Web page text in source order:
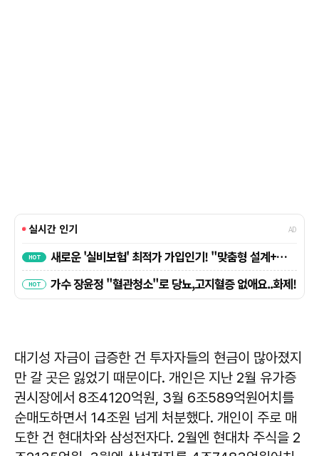
대기성 자금이 급증한 건 투자자들의 현금이 많아졌지
만 갈 곳은 잃었기 때문이다. 개인은 지난 2월 유가증
권시장에서 8조4120억원, 3월 6조589억원어치를
순매도하면서 14조원 넘게 처분했다. 개인이 주로 매
도한 건 현대차와 삼성전자다. 2월엔 현대차 주식을 2